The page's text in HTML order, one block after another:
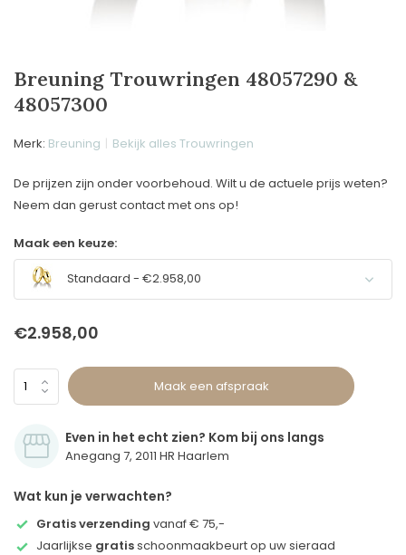
Breuning Trouwringen 48057290 &
48057300
Merk: Breuning Bekijk alles Trouwringen
De prijzen zijn onder voorbehoud. Wilt u de actuele prijs weten?
Neem dan gerust contact met ons op!
Maak een keuze:
Standaard - €2.958,00
€2.958,00
Maak een afspraak
Even in het echt zien? Kom bij ons langs
Anegang 7, 2011 HR Haarlem
Wat kun je verwachten?
Gratis verzending vanaf € 75,-
Jaarlijkse gratisschoonmaakbeurt op uw sieraad